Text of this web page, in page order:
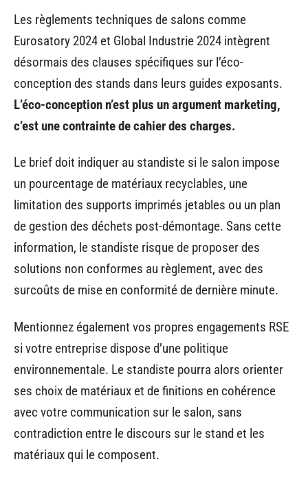
Les règlements techniques de salons comme
Eurosatory 2024 et Global Industrie 2024 intègrent
désormais des clauses spécifiques sur l’éco-
conception des stands dans leurs guides exposants.
L’éco-conception n’est plus un argument marketing,
c’est une contrainte de cahier des charges.
Le brief doit indiquer au standiste si le salon impose
un pourcentage de matériaux recyclables, une
limitation des supports imprimés jetables ou un plan
de gestion des déchets post-démontage. Sans cette
information, le standiste risque de proposer des
solutions non conformes au règlement, avec des
surcoûts de mise en conformité de dernière minute.
Mentionnez également vos propres engagements RSE
si votre entreprise dispose d’une politique
environnementale. Le standiste pourra alors orienter
ses choix de matériaux et de finitions en cohérence
avec votre communication sur le salon, sans
contradiction entre le discours sur le stand et les
matériaux qui le composent.